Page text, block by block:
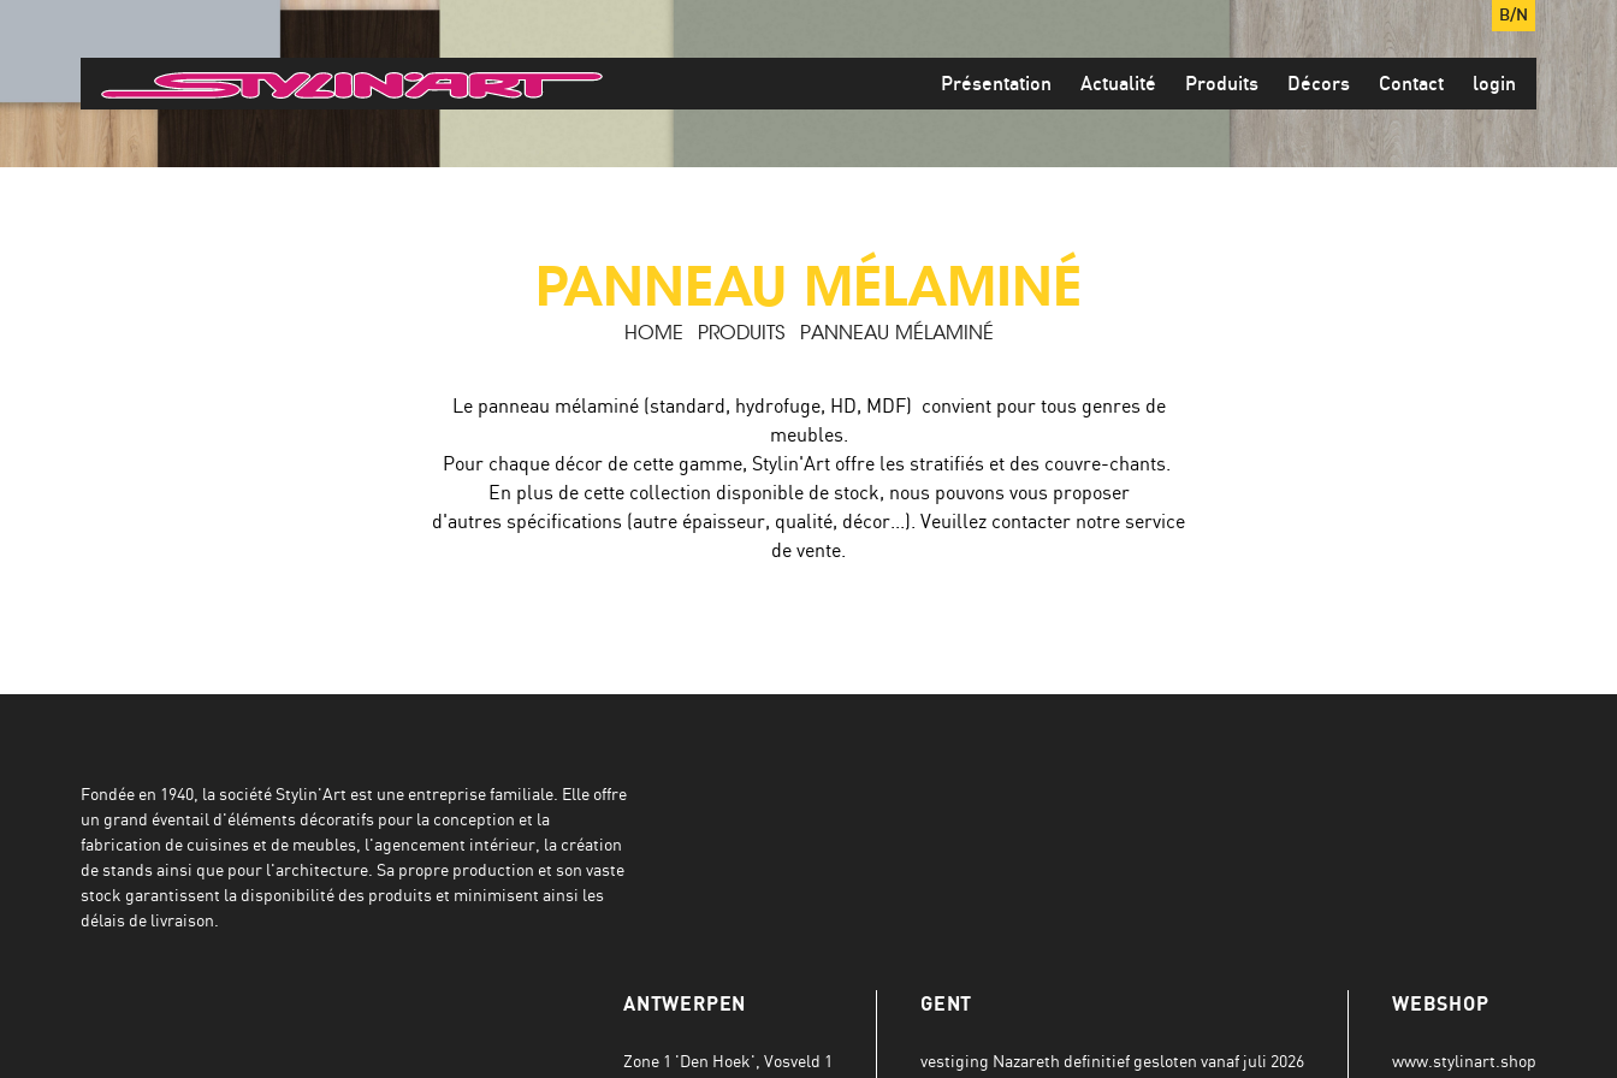
B/N
Présentation Actualité Produits Décors Contact login
PANNEAU MÉLAMINÉ
HOME PRODUITS PANNEAU MÉLAMINÉ
Le panneau mélaminé (standard, hydrofuge, HD, MDF) convient pour tous genres de
meubles.
Pour chaque décor de cette gamme, Stylin'Art offre les stratifiés et des couvre-chants.
En plus de cette collection disponible de stock, nous pouvons vous proposer
d'autres spécifications (autre épaisseur, qualité, décor...). Veuillez contacter notre service
de vente.
Fondée en 1940, la société Stylin'Art est une entreprise familiale. Elle offre
un grand éventail d'éléments décoratifs pour la conception et la
fabrication de cuisines et de meubles, l'agencement intérieur, la création
de stands ainsi que pour l'architecture. Sa propre production et son vaste
stock garantissent la disponibilité des produits et minimisent ainsi les
délais de livraison.
ANTWERPEN
Zone 1 'Den Hoek', Vosveld 1
GENT
vestiging Nazareth definitief gesloten vanaf juli 2026
WEBSHOP
www.stylinart.shop